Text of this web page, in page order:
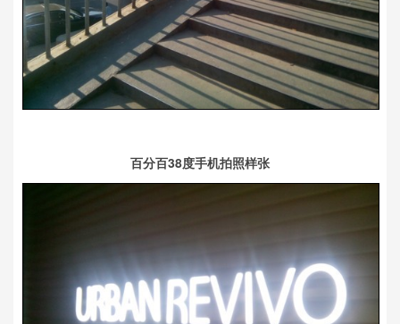
百分百38度手机拍照样张